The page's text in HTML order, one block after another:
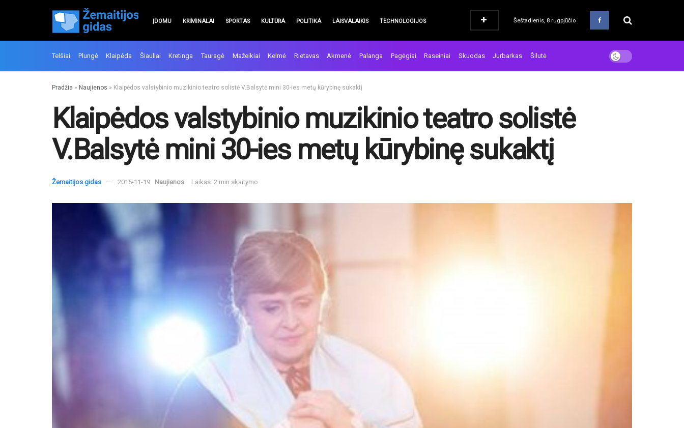
ĮDOMU KRIMINALAI SPORTAS KULTŪRA POLITIKA LAISVALAIKIS TECHNOLOGIJOS Šeštadienis, 8 rugpjūčio
Telšiai Plungė Klaipėda Šiauliai Kretinga Tauragė Mažeikiai Kelmė Rietavas Akmenė Palanga Pagėgiai Raseiniai Skuodas Jurbarkas Šilutė
Pradžia » Naujienos » Klaipėdos valstybinio muzikinio teatro solistė V.Balsytė mini 30-ies metų kūrybinę sukaktį
Klaipėdos valstybinio muzikinio teatro solistė
V.Balsytė mini 30-ies metų kūrybinę sukaktį
Žemaitijos gidas 2015-11-19 Naujienos Laikas: 2 min skaitymo